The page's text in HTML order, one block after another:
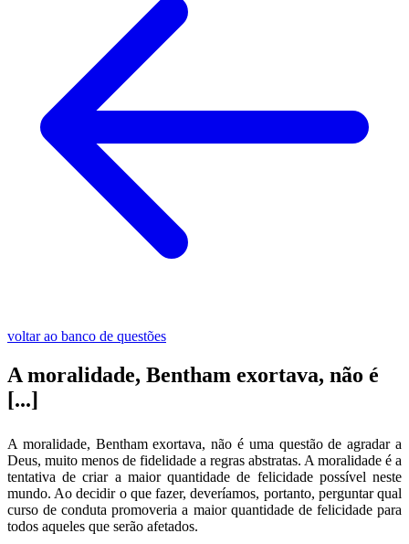
voltar ao banco de questões
A moralidade, Bentham exortava, não é
[...]
A moralidade, Bentham exortava, não é uma questão de agradar a
Deus, muito menos de fidelidade a regras abstratas. A moralidade é a
tentativa de criar a maior quantidade de felicidade possível neste
mundo. Ao decidir o que fazer, deveríamos, portanto, perguntar qual
curso de conduta promoveria a maior quantidade de felicidade para
todos aqueles que serão afetados.